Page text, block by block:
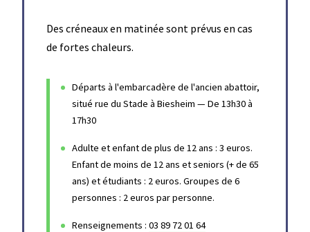
Des créneaux en matinée sont prévus en cas
de fortes chaleurs.
Départs à l'embarcadère de l'ancien abattoir,
situé rue du Stade à Biesheim — De 13h30 à
17h30
Adulte et enfant de plus de 12 ans : 3 euros.
Enfant de moins de 12 ans et seniors (+ de 65
ans) et étudiants : 2 euros. Groupes de 6
personnes : 2 euros par personne.
Renseignements : 03 89 72 01 64